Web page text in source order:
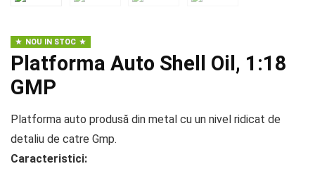
NOU IN STOC
Platforma Auto Shell Oil, 1:18
GMP
Platforma auto produsă din metal cu un nivel ridicat de
detaliu de catre Gmp.
Caracteristici: